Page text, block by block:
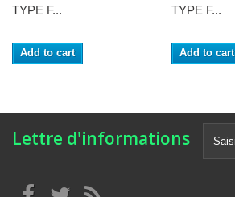
TYPE F...
Add to cart
TYPE F...
Add to cart
Lettre d'informations